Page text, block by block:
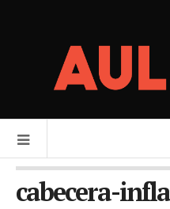
cabecera-